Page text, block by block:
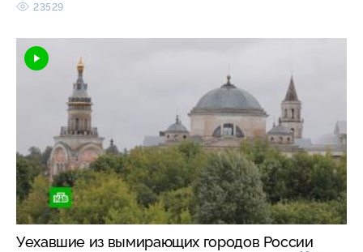
23529
Уехавшие из вымирающих городов России